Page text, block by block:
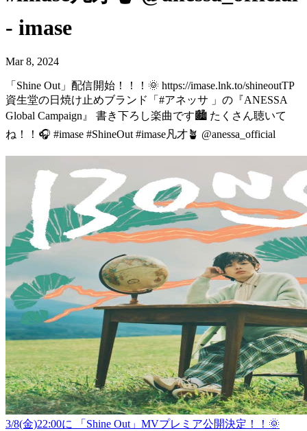
- imase
Mar 8, 2024
「Shine Out」配信開始！！！🌞 https://imase.lnk.to/shineoutTP
資生堂の日焼け止めブランド「#アネッサ 」の『ANESSA
Global Campaign』 書き下ろし楽曲です🏙️ たくさん聴いて
ね！！🎧 #imase #ShineOut #imase凡才🪴 @anessa_official
3/8(金)22:00に 「Shine Out」MVプレミア公開決定！！🌞